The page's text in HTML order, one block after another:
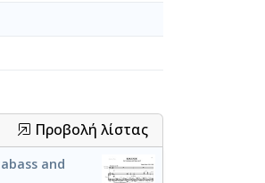
Προβολή λίστας
and